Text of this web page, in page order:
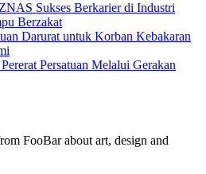
Sukses Berkarier di Industri
Berzakat
Darurat untuk Korban Kebakaran
Persatuan Melalui Gerakan
FooBar about art, design and